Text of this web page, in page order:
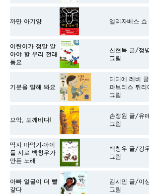
까만 아기양 엘리자베스 쇼 글
어린이가 정말 알
아야 할 우리 전래
동요
신현득 글/정병례
그림
기분을 말해 봐요
디디에 레비 글/
파브리스 튀리에
그림
으악, 도깨비다!
손정원 글/유애로
그림
딱지 따먹기-아이
들 시로 백창우가
만든 노래
백창우 글/강우근
그림
아빠 얼굴이 더 빨
갛다
김시민 글/이상열
그림